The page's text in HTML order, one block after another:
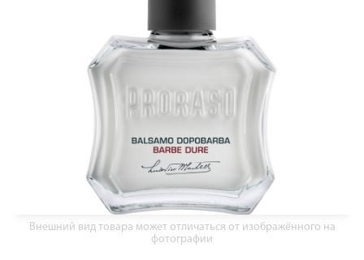
Внешний вид товара может отличаться от изображённого на
фотографии